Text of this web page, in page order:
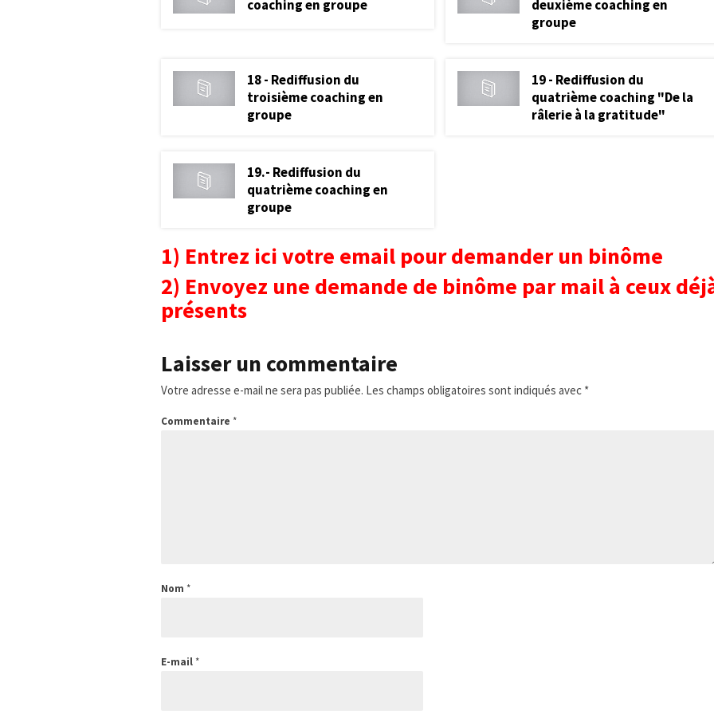
coaching en groupe
deuxième coaching en
groupe
18 - Rediffusion du
troisième coaching en
groupe
19 - Rediffusion du
quatrième coaching "De la
râlerie à la gratitude"
19.- Rediffusion du
quatrième coaching en
groupe
1) Entrez ici votre email pour demander un binôme
2) Envoyez une demande de binôme par mail à ceux
présents
Laisser un commentaire
Votre adresse e-mail ne sera pas publiée. Les champs obligatoires sont indiqués avec *
Commentaire *
Nom *
E-mail *